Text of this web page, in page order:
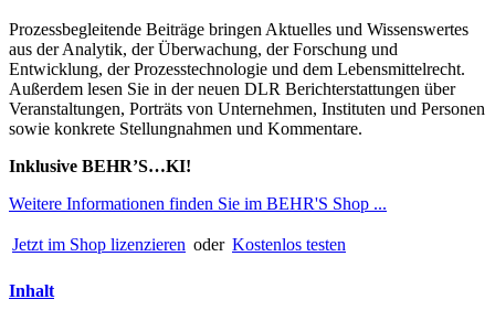
Prozessbegleitende Beiträge bringen Aktuelles und Wissenswertes
aus der Analytik, der Überwachung, der Forschung und
Entwicklung, der Prozesstechnologie und dem Lebensmittelrecht.
Außerdem lesen Sie in der neuen DLR Berichterstattungen über
Veranstaltungen, Porträts von Unternehmen, Instituten und Personen
sowie konkrete Stellungnahmen und Kommentare.
Inklusive BEHR’S…KI!
Weitere Informationen finden Sie im BEHR'S Shop ...
Jetzt im Shop lizenzieren oder Kostenlos testen
Inhalt